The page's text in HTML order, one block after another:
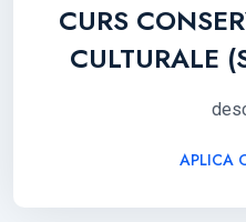
CURS
CULTURALE
APLICA